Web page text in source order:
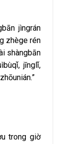
jìngrán
zhège rén
shàngbān
jīnglǐ,
trong giờ